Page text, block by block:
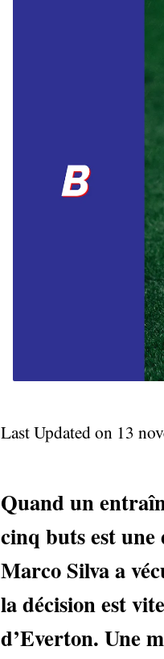
Last Updated on 13
Quand un
cinq buts est une
Marco Silva a
la décision est
d’Everton. Une